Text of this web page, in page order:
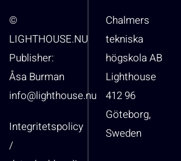
©
LIGHTHOUSE.NU
Publisher:
Åsa Burman
info@lighthouse.nu
Integritetspolicy
/
Chalmers
tekniska
högskola AB
Lighthouse
412 96
Göteborg,
Sweden